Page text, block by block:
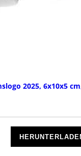
2025, 6x10x5